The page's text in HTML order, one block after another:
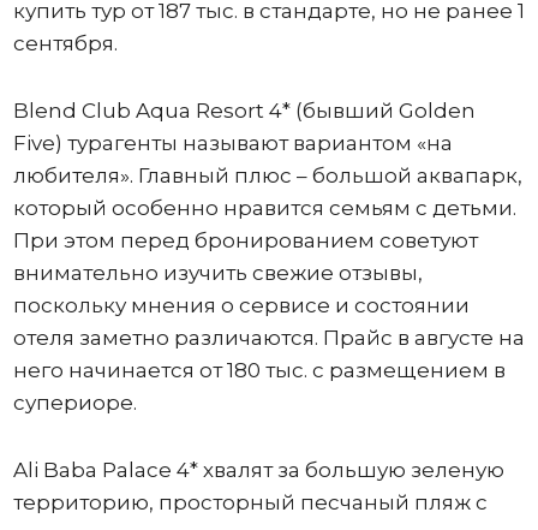
купить тур от 187 тыс. в стандарте, но не ранее 1
сентября.
Blend Club Aqua Resort 4* (бывший Golden
Five) турагенты называют вариантом «на
любителя». Главный плюс – большой аквапарк,
который особенно нравится семьям с детьми.
При этом перед бронированием советуют
внимательно изучить свежие отзывы,
поскольку мнения о сервисе и состоянии
отеля заметно различаются. Прайс в августе на
него начинается от 180 тыс. с размещением в
супериоре.
Ali Baba Palace 4* хвалят за большую зеленую
территорию, просторный песчаный пляж с